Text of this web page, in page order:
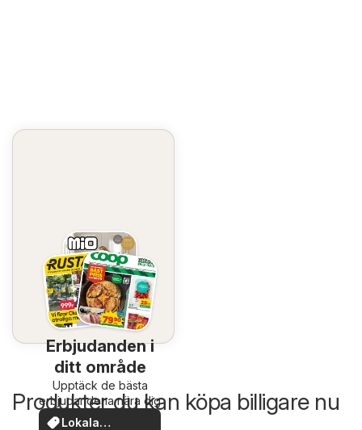
Erbjudanden i
ditt område
Upptäck de bästa
erbjudandena nära dig
Lokala
Produkter du kan köpa billigare nu